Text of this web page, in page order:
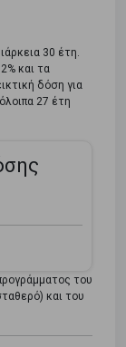
30 έτη.
και τα
δόση για
27 έτη
του
και του